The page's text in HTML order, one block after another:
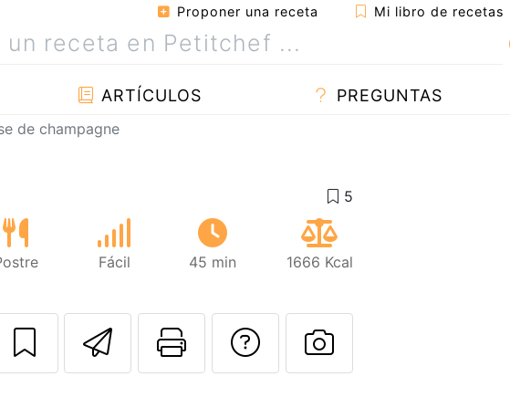
Proponer una receta Mi libro de recetas
ARTÍCULOS PREGUNTAS
de champagne
Fácil 45 min 1666 Kcal
Enviar esta receta a un amigo
Imprimir esta página
Preguntar al autor
Publicar la